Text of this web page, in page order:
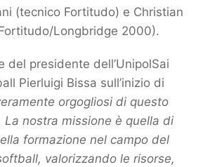
(tecnico Fortitudo) e Christian
Longbridge 2000).
del presidente dell’UnipolSai
Pierluigi Bissa sull’inizio di
orgogliosi di questo
La nostra missione è quella di
formazione nel campo del
valorizzando le risorse,